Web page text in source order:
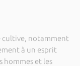
cultive, notamment
à un esprit
hommes et les